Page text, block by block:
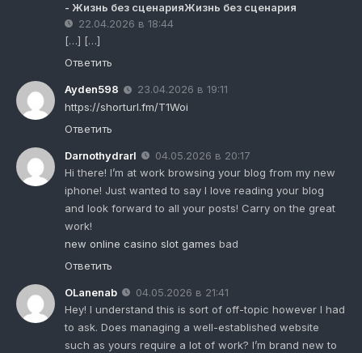
- Жизнь без сценарияЖизнь без сценария
22.04.2026 в 18:44
[…] […]
Ответить
Ayden598
23.04.2026 в 19:11
https://shorturl.fm/T1Woi
Ответить
Darnothydrarl
04.05.2026 в 20:17
Hi there! I’m at work browsing your blog from my new
iphone! Just wanted to say I love reading your blog
and look forward to all your posts! Carry on the great
work!
new online casino slot games bad
Ответить
OLanenab
04.05.2026 в 21:41
Hey! I understand this is sort of off-topic however I had
to ask. Does managing a well-established website
such as yours require a lot of work? I’m brand new to